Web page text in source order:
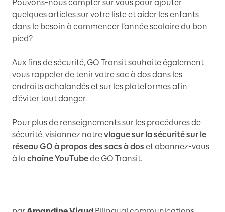
Pouvons-nous compter sur vous pour ajouter
quelques articles sur votre liste et aider les enfants
dans le besoin à commencer l’année scolaire du bon
pied?
Aux fins de sécurité, GO Transit souhaite également
vous rappeler de tenir votre sac à dos dans les
endroits achalandés et sur les plateformes afin
d’éviter tout danger.
Pour plus de renseignements sur les procédures de
sécurité, visionnez notrevlogue sur la sécurité sur le
réseau GO à propos des sacs à dos et abonnez-vous
à la chaîne YouTubede GO Transit.